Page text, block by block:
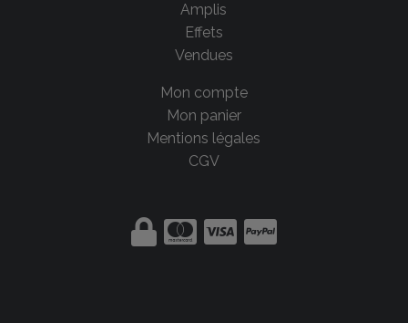
Amplis
Effets
Vendues
Mon compte
Mon panier
Mentions légales
CGV